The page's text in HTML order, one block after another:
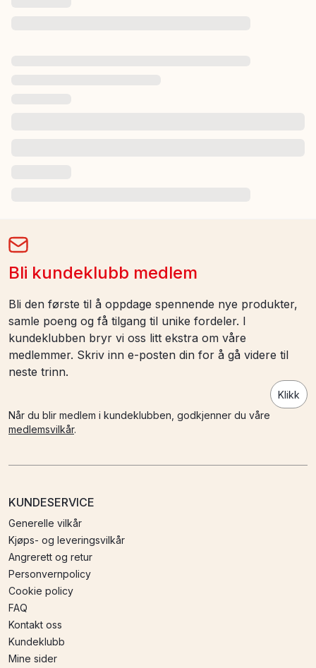
Bli kundeklubb medlem
Bli den første til å oppdage spennende nye produkter,
samle poeng og få tilgang til unike fordeler. I
kundeklubben bryr vi oss litt ekstra om våre
medlemmer. Skriv inn e-posten din for å gå videre til
neste trinn.
Klikk
Når du blir medlem i kundeklubben, godkjenner du våre
medlemsvilkår.
KUNDESERVICE
Generelle vilkår
Kjøps- og leveringsvilkår
Angrerett og retur
Personvernpolicy
Cookie policy
FAQ
Kontakt oss
Kundeklubb
Mine sider